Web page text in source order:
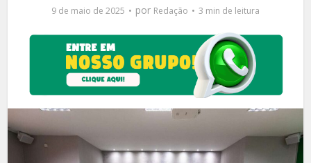
9 de maio de 2025 por Redação 3 min de leitura